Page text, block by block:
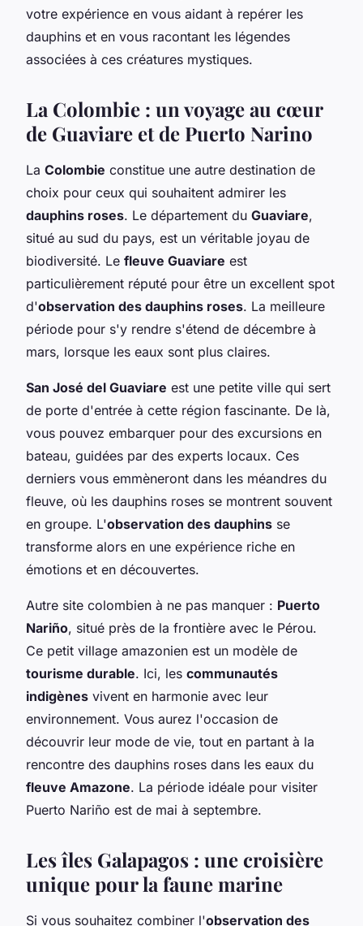
votre expérience en vous aidant à repérer les
dauphins et en vous racontant les légendes
associées à ces créatures mystiques.
La Colombie : un voyage au cœur
de Guaviare et de Puerto Narino
La Colombie constitue une autre destination de
choix pour ceux qui souhaitent admirer les
dauphins roses. Le département du Guaviare,
situé au sud du pays, est un véritable joyau de
biodiversité. Le fleuve Guaviare est
particulièrement réputé pour être un excellent spot
d'observation des dauphins roses. La meilleure
période pour s'y rendre s'étend de décembre à
mars, lorsque les eaux sont plus claires.
San José del Guaviare est une petite ville qui sert
de porte d'entrée à cette région fascinante. De là,
vous pouvez embarquer pour des excursions en
bateau, guidées par des experts locaux. Ces
derniers vous emmèneront dans les méandres du
fleuve, où les dauphins roses se montrent souvent
en groupe. L'observation des dauphins se
transforme alors en une expérience riche en
émotions et en découvertes.
Autre site colombien à ne pas manquer : Puerto
Nariño, situé près de la frontière avec le Pérou.
Ce petit village amazonien est un modèle de
tourisme durable. Ici, les communautés
indigènes vivent en harmonie avec leur
environnement. Vous aurez l'occasion de
découvrir leur mode de vie, tout en partant à la
rencontre des dauphins roses dans les eaux du
fleuve Amazone. La période idéale pour visiter
Puerto Nariño est de mai à septembre.
Les îles Galapagos : une croisière
unique pour la faune marine
Si vous souhaitez combiner l'observation des